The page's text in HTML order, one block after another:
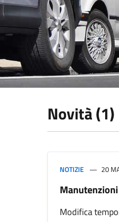
Novità (1)
NOTIZIE 20
Modifica